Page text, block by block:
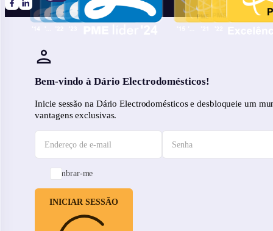
Siga-nos no Facebook
FSiga-nos no LinkedIn
Bem-vindo à Dário Electrodomésticos!
Inicie sessão na Dário Electrodomésticos e desbloqueie um
vantagens exclusivas.
Lembrar-me
INICIAR SESSÃO